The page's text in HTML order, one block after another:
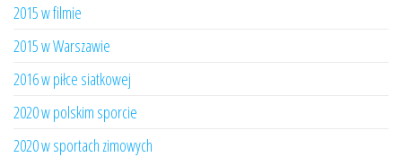
2015 w filmie
2015 w Warszawie
2016 w piłce siatkowej
2020 w polskim sporcie
2020 w sportach zimowych